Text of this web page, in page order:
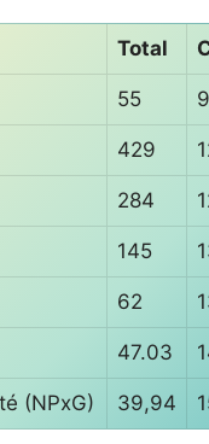
Total
55
429
284
145
62
47.03
(NPxG) 39,94